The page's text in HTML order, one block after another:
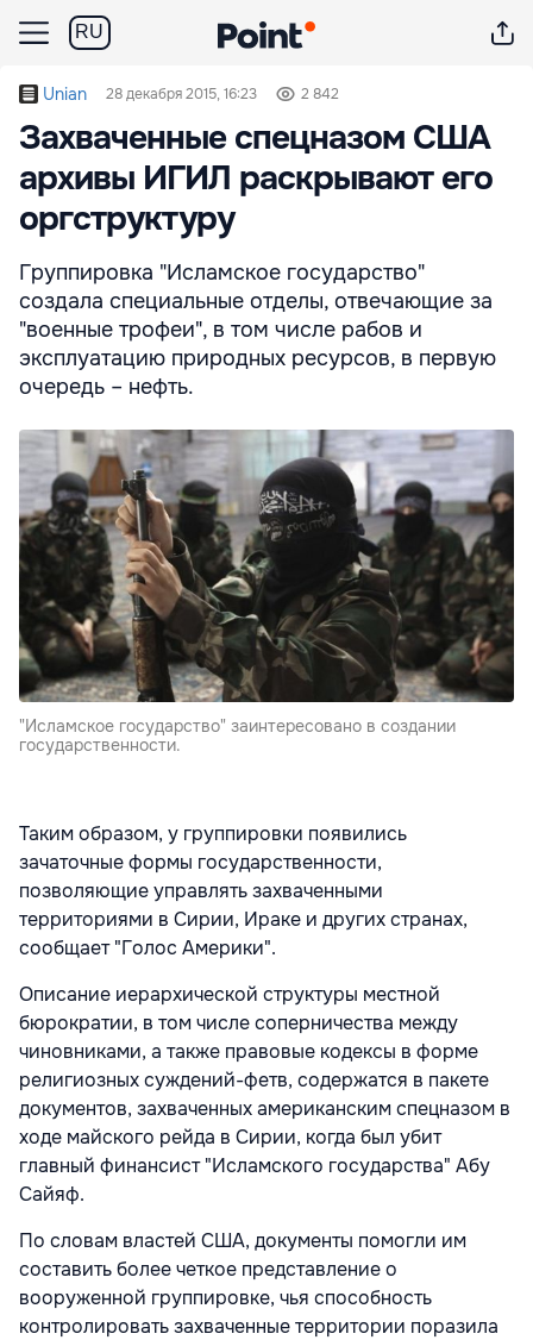
RU
Unian 28 декабря 2015, 16:23 2 842
Захваченные спецназом США
архивы ИГИЛ раскрывают его
оргструктуру
Группировка "Исламское государство"
создала специальные отделы, отвечающие за
"военные трофеи", в том числе рабов и
эксплуатацию природных ресурсов, в первую
очередь – нефть.
"Исламское государство" заинтересовано в создании
государственности.
Таким образом, у группировки появились
зачаточные формы государственности,
позволяющие управлять захваченными
территориями в Сирии, Ираке и других странах,
сообщает "Голос Америки".
Описание иерархической структуры местной
бюрократии, в том числе соперничества между
чиновниками, а также правовые кодексы в форме
религиозных суждений-фетв, содержатся в пакете
документов, захваченных американским спецназом в
ходе майского рейда в Сирии, когда был убит
главный финансист "Исламского государства" Абу
Сайяф.
По словам властей США, документы помогли им
составить более четкое представление о
вооруженной группировке, чья способность
контролировать захваченные территории поразила